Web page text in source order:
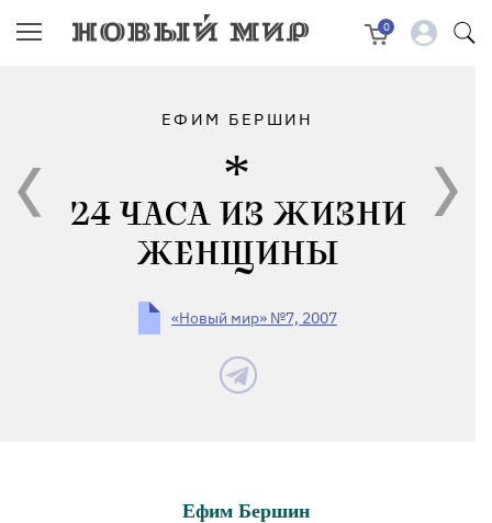
0
ЕФИМ БЕРШИН
24 ЧАСА ИЗ ЖИЗНИ
ЖЕНЩИНЫ
«Новый мир» №7, 2007
Ефим Бершин